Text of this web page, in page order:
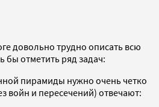
довольно трудно описать всю
бы отметить ряд задач:
пирамиды нужно очень четко
войн и пересечений) отвечают: